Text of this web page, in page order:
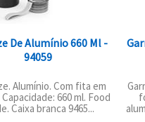
De Alumínio 660 Ml -
94059
Alumínio. Com fita em
660 ml. Food
Caixa branca 9465...